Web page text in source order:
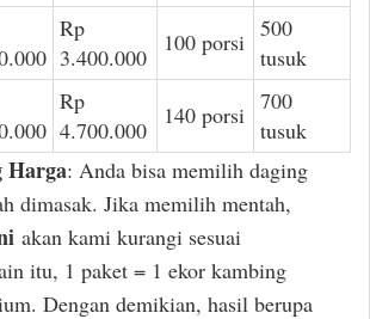
Rp
3.400.000
100 porsi 500
tusuk
Rp
4.700.000
140 porsi 700
tusuk
Harga: Anda bisa memilih daging
dimasak. Jika memilih mentah,
akan kami kurangi sesuai
itu, 1 paket = 1 ekor kambing
Dengan demikian, hasil berupa